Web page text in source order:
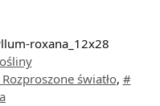
roxana_12x28
światło, #